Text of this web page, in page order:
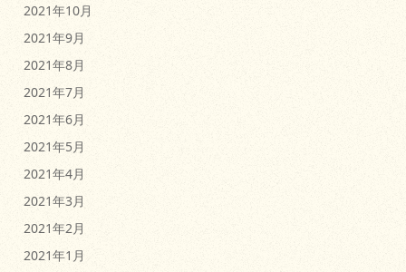
2021年10月
2021年9月
2021年8月
2021年7月
2021年6月
2021年5月
2021年4月
2021年3月
2021年2月
2021年1月